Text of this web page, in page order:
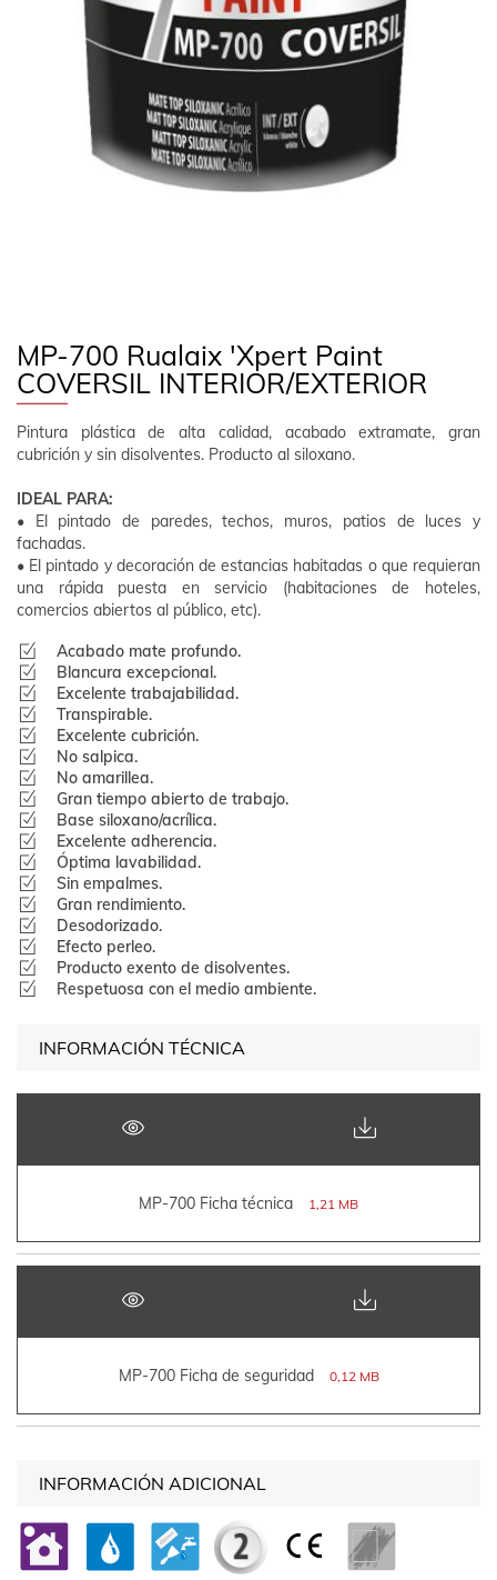
EMPRESA
CONTACTO
SÍGUENOS
MP-700 Rualaix 'Xpert Paint
COVERSIL INTERIOR/EXTERIOR
Pintura plástica de alta calidad, acabado extramate, gran
cubrición y sin disolventes. Producto al siloxano.
IDEAL PARA:
• El pintado de paredes, techos, muros, patios de luces y
fachadas.
• El pintado y decoración de estancias habitadas o que requieran
una rápida puesta en servicio (habitaciones de hoteles,
comercios abiertos al público, etc).
Acabado mate profundo.
Blancura excepcional.
Excelente trabajabilidad.
Transpirable.
Excelente cubrición.
No salpica.
No amarillea.
Gran tiempo abierto de trabajo.
Base siloxano/acrílica.
Excelente adherencia.
Óptima lavabilidad.
Sin empalmes.
Gran rendimiento.
Desodorizado.
Efecto perleo.
Producto exento de disolventes.
Respetuosa con el medio ambiente.
INFORMACIÓN TÉCNICA
MP-700 Ficha técnica 1,21 MB
MP-700 Ficha de seguridad 0,12 MB
INFORMACIÓN ADICIONAL